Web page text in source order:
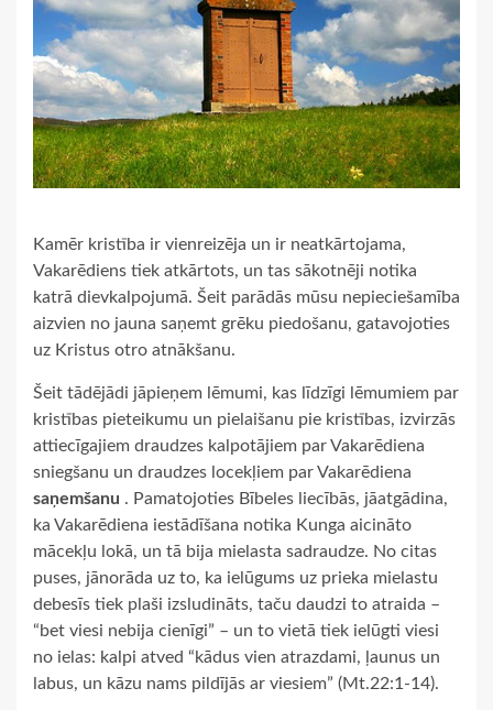
Kamēr kristība ir vienreizēja un ir neatkārtojama,
Vakarēdiens tiek atkārtots, un tas sākotnēji notika
katrā dievkalpojumā. Šeit parādās mūsu nepieciešamība
aizvien no jauna saņemt grēku piedošanu, gatavojoties
uz Kristus otro atnākšanu.
Šeit tādējādi jāpieņem lēmumi, kas līdzīgi lēmumiem par
kristības pieteikumu un pielaišanu pie kristības, izvirzās
attiecīgajiem draudzes kalpotājiem par Vakarēdiena
sniegšanu un draudzes locekļiem par Vakarēdiena
saņemšanu . Pamatojoties Bībeles liecībās, jāatgādina,
ka Vakarēdiena iestādīšana notika Kunga aicināto
mācekļu lokā, un tā bija mielasta sadraudze. No citas
puses, jānorāda uz to, ka ielūgums uz prieka mielastu
debesīs tiek plaši izsludināts, taču daudzi to atraida –
“bet viesi nebija cienīgi” – un to vietā tiek ielūgti viesi
no ielas: kalpi atved “kādus vien atrazdami, ļaunus un
labus, un kāzu nams pildījās ar viesiem” (Mt.22:1-14).